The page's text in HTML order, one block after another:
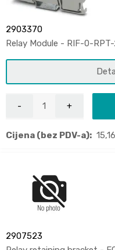
2903370
Relay Module - RIF-0-
Cijena (bez PDV-a): 15,16
2907523